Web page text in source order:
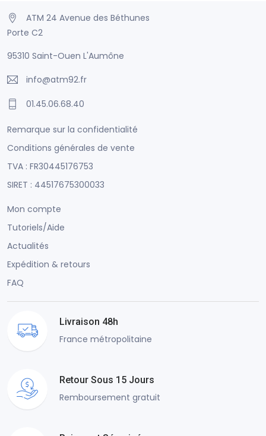
ATM 24 Avenue des Béthunes
Porte C2
95310 Saint-Ouen L'Aumône
info@atm92.fr
01.45.06.68.40
Remarque sur la confidentialité
Conditions générales de vente
TVA : FR30445176753
SIRET : 44517675300033
Mon compte
Tutoriels/Aide
Actualités
Expédition & retours
FAQ
Livraison 48h
France métropolitaine
Retour Sous 15 Jours
Remboursement gratuit